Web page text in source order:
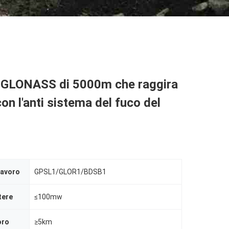
di 5000m che raggira
l'anti sistema del fuco del
GPSL1/GLOR1/BDSB1
≤100mw
≥5km